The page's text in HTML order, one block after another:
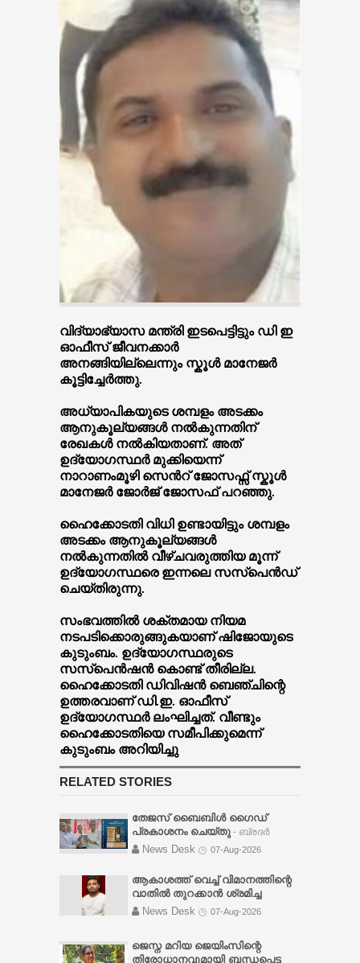
വിദ്യാഭ്യാസ മന്ത്രി ഇടപെട്ടിട്ടും ഡി ഇ
ഓഫീസ് ജീവനക്കാർ
അനങ്ങിയില്ലെന്നും സ്കൂള്‍ മാനേജർ
കൂട്ടിച്ചേര്‍ത്തു.
അധ്യാപികയുടെ ശമ്പളം അടക്കം
ആനുകൂല്യങ്ങൾ നൽകുന്നതിന്
രേഖകൾ നൽകിയതാണ്. അത്
ഉദ്യോഗസ്ഥർ മുക്കിയെന്ന്
നാറാണംമൂഴി സെന്‍റ് ജോസഫ്സ് സ്കൂൾ
മാനേജർ ജോർജ് ജോസഫ് പറഞ്ഞു.
ഹൈക്കോടതി വിധി ഉണ്ടായിട്ടും ശമ്പളം
അടക്കം ആനുകൂല്യങ്ങൾ
നൽകുന്നതിൽ വീഴ്ചവരുത്തിയ മൂന്ന്
ഉദ്യോഗസ്ഥരെ ഇന്നലെ സസ്പെൻഡ്
ചെയ്തിരുന്നു.
സംഭവത്തില്‍ ശക്തമായ നിയമ
നടപടിക്കൊരുങ്ങുകയാണ് ഷിജോയുടെ
കുടുംബം. ഉദ്യോഗസ്ഥരുടെ
സസ്പെൻഷൻ കൊണ്ട് തീരില്ല.
ഹൈക്കോടതി ഡിവിഷൻ ബെഞ്ചിന്റെ
ഉത്തരവാണ് ഡി.ഇ. ഓഫീസ്
ഉദ്യോഗസ്ഥർ ലംഘിച്ചത്. വീണ്ടും
ഹൈക്കോടതിയെ സമീപിക്കുമെന്ന്
കുടുംബം അറിയിച്ചു
RELATED STORIES
തേജസ് ബൈബിൾ ഗൈഡ്
പ്രകാശനം ചെയ്തു - ബ്രദർ
സണ്ണി വർഗ്ഗീസ്, ചർച്ച് ഓഫ് ഗോഡ്
ശുശ്രൂഷകൻ പാസ്റ്റർ സി. ജെ.
തോമസിന് നൽകി പ്രകാശനം
ചെയ്യുകയും ദൈവനാമ
മഹത്വത്തിനായി സമർപ്പിച്ചു
ബൈബിളിൽ സ്കൂളിൽ പോയി
News Desk 07-Aug-2026
ആകാശത്ത് വെച്ച് വിമാനത്തിന്റെ
വാതിൽ തുറക്കാൻ ശ്രമിച്ച
മലയാളി യുവാവ് അറസ്റ്റിൽ
ബാക്കി നിൽക്കെയായിരുന്നു
News Desk 07-Aug-2026
ജെസ്ന മറിയ ജെയിംസിന്റെ
തിരോധാനവുമായി ബന്ധപ്പെട്ട